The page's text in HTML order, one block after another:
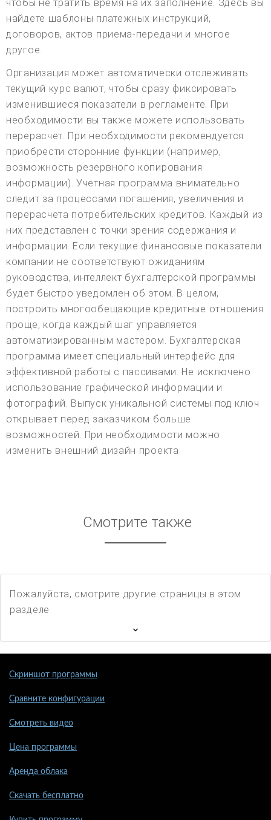
чтобы не тратить время на их заполнение. Здесь вы
найдете шаблоны платежных инструкций,
договоров, актов приема-передачи и многое
другое.
Организация может автоматически отслеживать
текущий курс валют, чтобы сразу фиксировать
изменившиеся показатели в регламенте. При
необходимости вы также можете использовать
перерасчет. При необходимости рекомендуется
приобрести сторонние функции (например,
возможность резервного копирования
информации). Учетная программа внимательно
следит за процессами погашения, увеличения и
перерасчета потребительских кредитов. Каждый из
них представлен с точки зрения содержания и
информации. Если текущие финансовые показатели
компании не соответствуют ожиданиям
руководства, интеллект бухгалтерской программы
будет быстро уведомлен об этом. В целом,
построить многообещающие кредитные отношения
проще, когда каждый шаг управляется
автоматизированным мастером. Бухгалтерская
программа имеет специальный интерфейс для
эффективной работы с пассивами. Не исключено
использование графической информации и
фотографий. Выпуск уникальной системы под ключ
открывает перед заказчиком больше
возможностей. При необходимости можно
изменить внешний дизайн проекта.
Смотрите также
Пожалуйста, смотрите другие страницы в этом
разделе
Скриншот программы
Сравните конфигурации
Смотреть видео
Цена программы
Аренда облака
Скачать бесплатно